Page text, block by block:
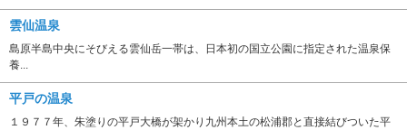
雲仙温泉
島原半島中央にそびえる雲仙岳一帯は、日本初の国立公園に指定された温泉保
養...
平戸の温泉
１９７７年、朱塗りの平戸大橋が架かり九州本土の松浦郡と直接結びついた平